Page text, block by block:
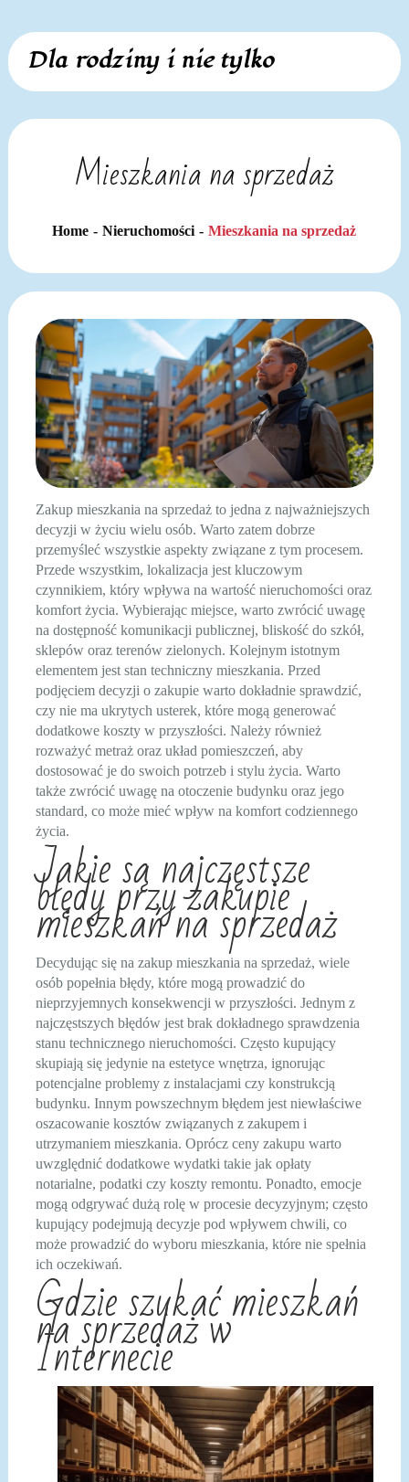
Skip
content
Dla rodziny i nie tylko
Mieszkania na sprzedaż
Home Nieruchomości Mieszkania na sprzedaż
Zakup mieszkania na sprzedaż to jedna z najważniejszych
decyzji w życiu wielu osób. Warto zatem dobrze
przemyśleć wszystkie aspekty związane z tym procesem.
Przede wszystkim, lokalizacja jest kluczowym
czynnikiem, który wpływa na wartość nieruchomości oraz
komfort życia. Wybierając miejsce, warto zwrócić uwagę
na dostępność komunikacji publicznej, bliskość do szkół,
sklepów oraz terenów zielonych. Kolejnym istotnym
elementem jest stan techniczny mieszkania. Przed
podjęciem decyzji o zakupie warto dokładnie sprawdzić,
czy nie ma ukrytych usterek, które mogą generować
dodatkowe koszty w przyszłości. Należy również
rozważyć metraż oraz układ pomieszczeń, aby
dostosować je do swoich potrzeb i stylu życia. Warto
także zwrócić uwagę na otoczenie budynku oraz jego
standard, co może mieć wpływ na komfort codziennego
życia.
Jakie są najczęstsze
błędy przy zakupie
mieszkań na sprzedaż
Decydując się na zakup mieszkania na sprzedaż, wiele
osób popełnia błędy, które mogą prowadzić do
nieprzyjemnych konsekwencji w przyszłości. Jednym z
najczęstszych błędów jest brak dokładnego sprawdzenia
stanu technicznego nieruchomości. Często kupujący
skupiają się jedynie na estetyce wnętrza, ignorując
potencjalne problemy z instalacjami czy konstrukcją
budynku. Innym powszechnym błędem jest niewłaściwe
oszacowanie kosztów związanych z zakupem i
utrzymaniem mieszkania. Oprócz ceny zakupu warto
uwzględnić dodatkowe wydatki takie jak opłaty
notarialne, podatki czy koszty remontu. Ponadto, emocje
mogą odgrywać dużą rolę w procesie decyzyjnym; często
kupujący podejmują decyzje pod wpływem chwili, co
może prowadzić do wyboru mieszkania, które nie spełnia
ich oczekiwań.
Gdzie szukać mieszkań
na sprzedaż w
Internecie